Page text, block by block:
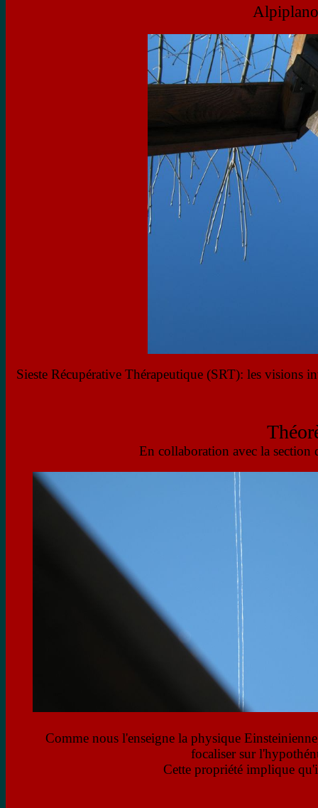
Sieste Récupérative Thérapeutique (SRT): les visions
En collaboration avec la section
Comme nous l'enseigne la physique
focaliser sur
Cette propriété implique